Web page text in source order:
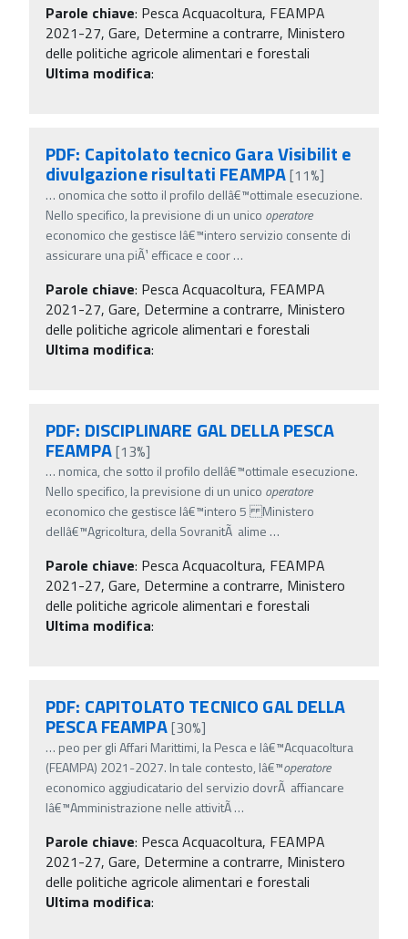
Parole chiave: Pesca Acquacoltura, FEAMPA
2021-27, Gare, Determine a contrarre, Ministero
delle politiche agricole alimentari e forestali
Ultima modifica:
PDF: Capitolato tecnico Gara Visibilit e
divulgazione risultati FEAMPA[11%]
… onomica che sotto il profilo dellâ€™ottimale esecuzione.
Nello specifico, la previsione di un unico operatore
economico che gestisce lâ€™intero servizio consente di
assicurare una piÃ¹ efficace e coor…
Parole chiave: Pesca Acquacoltura, FEAMPA
2021-27, Gare, Determine a contrarre, Ministero
delle politiche agricole alimentari e forestali
Ultima modifica:
PDF: DISCIPLINARE GAL DELLA PESCA
FEAMPA[13%]
… nomica, che sotto il profilo dellâ€™ottimale esecuzione.
Nello specifico, la previsione di un unico operatore
economico che gestisce lâ€™intero 5 Ministero
dellâ€™Agricoltura, della SovranitÃ alime …
Parole chiave: Pesca Acquacoltura, FEAMPA
2021-27, Gare, Determine a contrarre, Ministero
delle politiche agricole alimentari e forestali
Ultima modifica:
PDF: CAPITOLATO TECNICO GAL DELLA
PESCA FEAMPA[30%]
… peo per gli Affari Marittimi, la Pesca e lâ€™Acquacoltura
(FEAMPA) 2021-2027. In tale contesto, lâ€™operatore
economico aggiudicatario del servizio dovrÃ affiancare
lâ€™Amministrazione nelle attivitÃ…
Parole chiave: Pesca Acquacoltura, FEAMPA
2021-27, Gare, Determine a contrarre, Ministero
delle politiche agricole alimentari e forestali
Ultima modifica: